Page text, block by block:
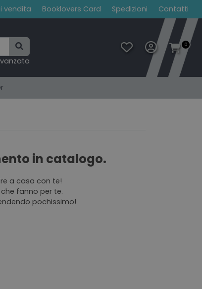
vendita Booklovers Card Spedizioni Contatti
0
in catalogo.
a casa con te!
fanno per te.
pochissimo!